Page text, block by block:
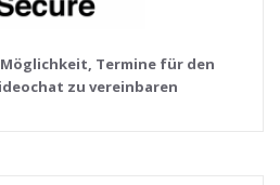
Termine für den
zu vereinbaren